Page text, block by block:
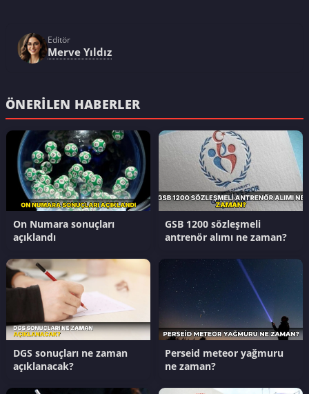
Editör
Merve Yıldız
ÖNERILEN HABERLER
On Numara sonuçları
açıklandı
GSB 1200 sözleşmeli
antrenör alımı ne zaman?
DGS sonuçları ne zaman
açıklanacak?
Perseid meteor yağmuru
ne zaman?